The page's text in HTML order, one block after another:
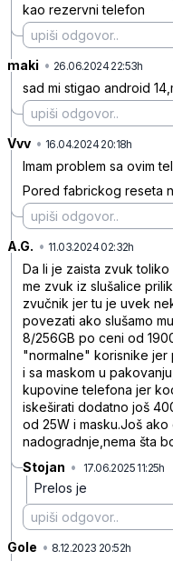
kao rezervni telefon
maki • 26.06.2024 22:53h
sad mi stigao android
Vvv • 16.04.2024 20:18h
Imam problem sa ovim
Pored fabrickog reseta
A.G. • 11.03.2024 02:32h
Da li je zaista zvuk
me zvuk iz slušalice
zvučnik jer tu je uvek
povezati ako slušamo
8/256GB po ceni od
"normalne" korisnike jer
i sa maskom u
kupovine telefona jer
iskeširati dodatno još
od 25W i masku.Još
nadogradnje,nema šta
Stojan • 17.06.2025 11:25h
Prelos je
Gole • 8.12.2023 20:52h